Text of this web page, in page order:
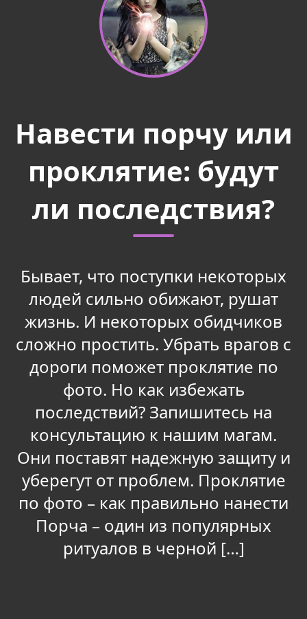
Навести порчу или
проклятие: будут
ли последствия?
Бывает, что поступки некоторых
людей сильно обижают, рушат
жизнь. И некоторых обидчиков
сложно простить. Убрать врагов с
дороги поможет проклятие по
фото. Но как избежать
последствий? Запишитесь на
консультацию к нашим магам.
Они поставят надежную защиту и
уберегут от проблем. Проклятие
по фото – как правильно нанести
Порча – один из популярных
ритуалов в черной […]